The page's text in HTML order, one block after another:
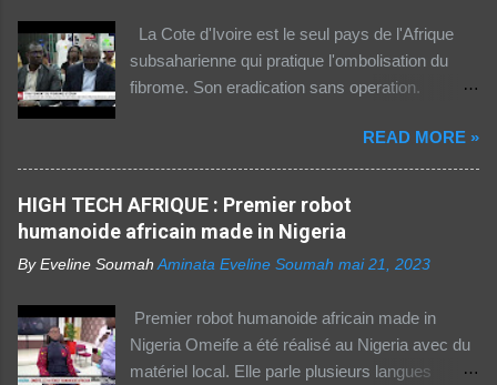
dans cette partie du monde, cette dernière est
celle où l'accès au web reste difficile –
notamment pour les femmes et les personnes
coûteux. Cinq faits pour appréhender le fossé
numérique en Afrique. La moitié des citadins
africains sont en ligne contre seulement 15% de
la population rurale. A l'échelle de la planète, les
habitants des zones urbaines sont deux fois...
La Cote d'Ivoire est le seul pays de l'Afrique
subsaharienne qui pratique l'ombolisation du
fibrome. Son eradication sans operation.
d'Ivoire. Elle a gueri pres de 300 femmes.
Suivez ceci. - 1TPE.com - Votre boutique de
produits digitaux Source life tv.
READ MORE »
HIGH TECH AFRIQUE : Premier robot
humanoide africain made in Nigeria
By Eveline Soumah Aminata Eveline Soumah mai 21, 2023
Premier robot humanoide africain made in
Nigeria Omeife a été réalisé au Nigeria avec du
matériel local. Elle parle plusieurs langues